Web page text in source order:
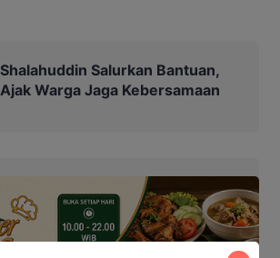
Shalahuddin Salurkan Bantuan,
Ajak Warga Jaga Kebersamaan